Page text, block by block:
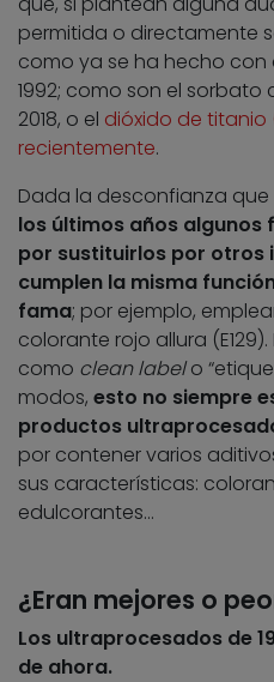
permitida o directamente
como ya se ha hecho
1992; como son el sorbato
2018, o el dióxido de titanio
recientemente.
Dada la desconfianza
los últimos años
por sustituirlos por otros
cumplen la misma
fama; por ejemplo,
colorante rojo allura
como clean labelo
modos, esto no siempre
productos
por contener varios
sus características:
edulcorantes…
¿Eran mejores o
Los ultraprocesados de
de ahora.